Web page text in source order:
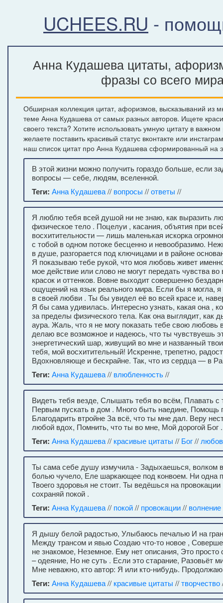
UCHEES.RU -
Анна Кудашева цитаты,
фразы со всего
Обширная коллекция цитат, афоризмов, высказываний из
теме Анна Кудашева от самых разных авторов. Ищете
своего текста? Хотите использовать умную цитату в
желаете поставить красивый статус вконтакте или
наш список цитат про Анна Кудашева сформированный на
В этой жизни можно получить гораздо больше, если
вопросы — себе, людям, вселенной.
Теги: Анна Кудашева// вопросы //ответы //
Я люблю тебя всей душой ни не знаю, как выразить
физическое тело . Поцелуи , касания, объятия при
восхитительности — лишь маленькая искорка
с тобой в одном потоке бесценно и невообразимо.
в душе, разгорается под ключицами и в районе
Я показываю тебе рукой, что моя любовь живет
мое действие или слово не могут передать чувства
красок и оттенков. Вовне выходит совершенно
ощущений на язык реального мира. Если бы я могла,
в своей любви . Ты бы увидел её во всей красе и,
Я бы сама удивилась. Интересно узнать, какая она ,
за пределы физического тела. Как она выглядит, как
аура. Жаль, что я не могу показать тебе свою любовь
делаю все возможное и надеюсь, что ты чувствуешь
энергетический шар, живущий во мне и названный
тебя, мой восхитительный! Искренне, трепетно,
Вдохновляюще и бескрайне. Так, что из сердца — в
Теги: Анна Кудашева// влюбленность//
Видеть тебя везде, Слышать тебя во всём, Плавать с
Первым пускать в дом . Много быть наедине, Помощь
Благодарить втройне За всё, что ты мне дал. Веру
любой вдох, Помнить, что ты во мне, Мой дорогой Бог .
Теги: Анна Кудашева// красивые цитаты // Бог//
Ты сама себе душу измучила - Задыхаешься, волком
болью чучело, Еле шаркающее под конвоем. Ни одна
Твоего здоровья не стоит. Ты ведёшься на
сохраняй покой .
Теги: Анна Кудашева// покой// провокации// волнение
Я дышу белой радостью, Улыбаюсь печалью И на
Между трансом и явью Создаю что-то новое ,
не знакомое, Неземное. Ему нет описания, Это просто
– одеяние, Но не суть . Если это старание, Разовьёт
Мне неважно, кто автор: Я или кто-нибудь.
Теги: Анна Кудашева// красивые цитаты //творчество